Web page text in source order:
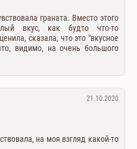
граната. Вместо этого
вкус, как будто что-то
сказала, что это "вкусное
видимо, на очень большого
21.10.2020
на моя взгляд какой-то